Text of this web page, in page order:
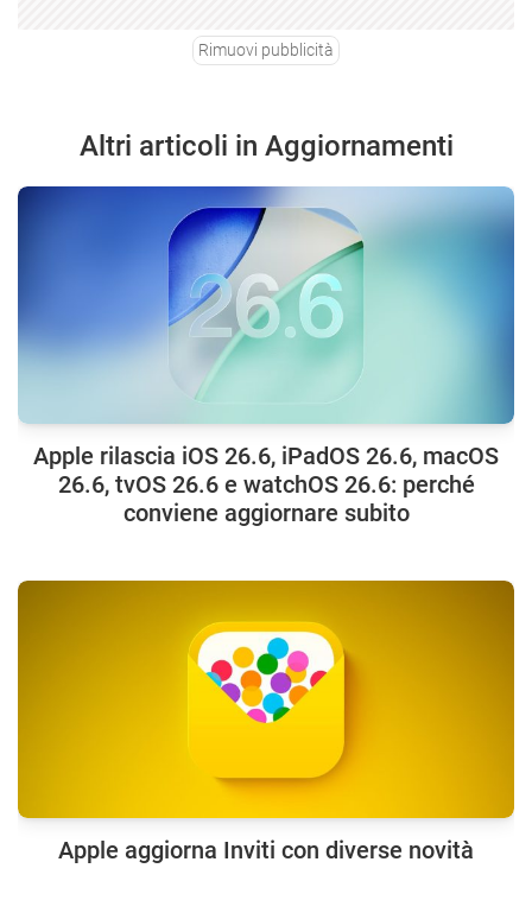
Rimuovi pubblicità
Altri articoli in Aggiornamenti
Apple rilascia iOS 26.6, iPadOS 26.6, macOS
26.6, tvOS 26.6 e watchOS 26.6: perché
conviene aggiornare subito
Apple aggiorna Inviti con diverse novità